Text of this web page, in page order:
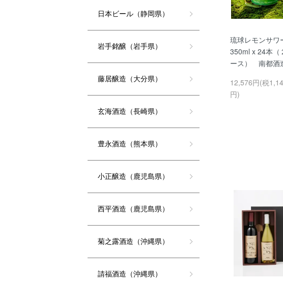
琉球レモンサ
350ml x 24本（
ース） 南都酒
12,576円(税
円)
日本ビール（静岡県）
岩手銘醸（岩手県）
藤居醸造（大分県）
玄海酒造（長崎県）
豊永酒造（熊本県）
小正醸造（鹿児島県）
西平酒造（鹿児島県）
菊之露酒造（沖縄県）
請福酒造（沖縄県）